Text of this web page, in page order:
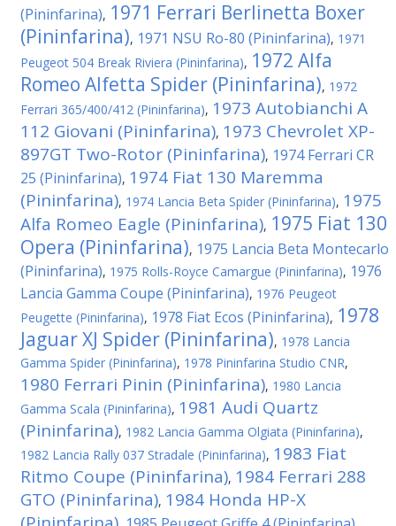
(Pininfarina), 1971 Ferrari Berlinetta Boxer
(Pininfarina), 1971 NSU Ro-80 (Pininfarina), 1971
Peugeot 504 Break Riviera (Pininfarina), 1972 Alfa
Romeo Alfetta Spider (Pininfarina), 1972
Ferrari 365/400/412 (Pininfarina), 1973 Autobianchi A
112 Giovani (Pininfarina), 1973 Chevrolet XP-
897GT Two-Rotor (Pininfarina), 1974 Ferrari CR
25 (Pininfarina), 1974 Fiat 130 Maremma
(Pininfarina), 1974 Lancia Beta Spider (Pininfarina), 1975
Alfa Romeo Eagle (Pininfarina), 1975 Fiat 130
Opera (Pininfarina), 1975 Lancia Beta Montecarlo
(Pininfarina), 1975 Rolls-Royce Camargue (Pininfarina), 1976
Lancia Gamma Coupe (Pininfarina), 1976 Peugeot
Peugette (Pininfarina), 1978 Fiat Ecos (Pininfarina), 1978
Jaguar XJ Spider (Pininfarina), 1978 Lancia
Gamma Spider (Pininfarina), 1978 Pininfarina Studio CNR,
1980 Ferrari Pinin (Pininfarina), 1980 Lancia
Gamma Scala (Pininfarina), 1981 Audi Quartz
(Pininfarina), 1982 Lancia Gamma Olgiata (Pininfarina),
1982 Lancia Rally 037 Stradale (Pininfarina), 1983 Fiat
Ritmo Coupe (Pininfarina), 1984 Ferrari 288
GTO (Pininfarina), 1984 Honda HP-X